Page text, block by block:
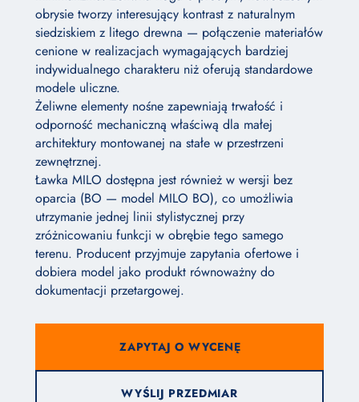
obrysie tworzy interesujący kontrast z naturalnym
siedziskiem z litego drewna — połączenie materiałów
cenione w realizacjach wymagających bardziej
indywidualnego charakteru niż oferują standardowe
modele uliczne.
Żeliwne elementy nośne zapewniają trwałość i
odporność mechaniczną właściwą dla małej
architektury montowanej na stałe w przestrzeni
zewnętrznej.
Ławka MILO dostępna jest również w wersji bez
oparcia (BO — model MILO BO), co umożliwia
utrzymanie jednej linii stylistycznej przy
zróżnicowaniu funkcji w obrębie tego samego
terenu. Producent przyjmuje zapytania ofertowe i
dobiera model jako produkt równoważny do
dokumentacji przetargowej.
ZAPYTAJ O WYCENĘ
WYŚLIJ PRZEDMIAR